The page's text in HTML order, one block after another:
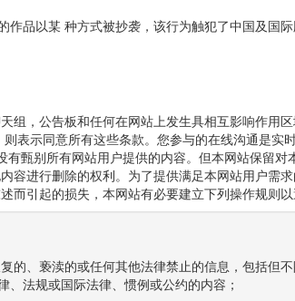
品以某 种方式被抄袭，该行为触犯了中国及国
组，公告板和任何在网站上发生具相互影响作用
表示同意所有这些条款。您参与的在线沟通是实
甄别所有网站用户提供的内容。但本网站保留对
进行删除的权利。为了提供满足本网站用户需求
引起的损失，本网站有必要建立下列操作规则以
的、亵渎的或任何其他法律禁止的信息，包括但
法规或国际法律、惯例或公约的内容；